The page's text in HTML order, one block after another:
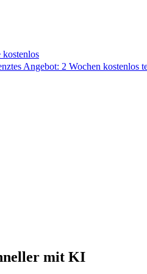
kostenlos
Angebot: 2 Wochen kostenlos
mit KI